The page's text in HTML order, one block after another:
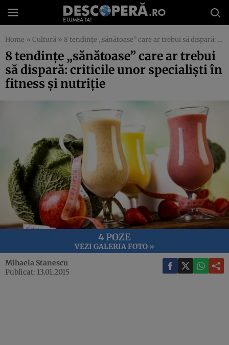
Home » Cultură » 8 tendinţe „sănătoase” care ar trebui să dispară: criticile unor specialişti în fitness şi nutriţie
8 tendinţe „sănătoase” care ar trebui
să dispară: criticile unor specialişti în
fitness şi nutriţie
4 POZE
VEZI GALERIA FOTO »
Mihaela Stanescu
Publicat: 13.01.2015